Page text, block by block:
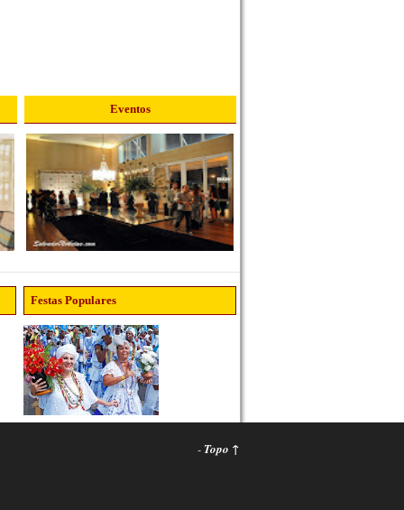
Eventos
Festas Populares
- Topo ↑